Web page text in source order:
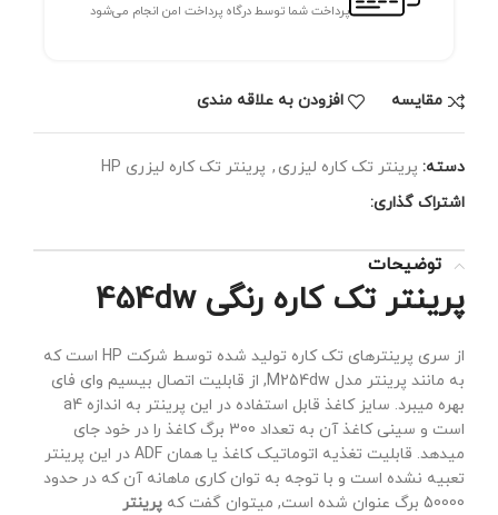
پرداخت شما توسط درگاه پرداخت امن انجام می‌شود
مقايسه افزودن به علاقه مندی
دسته: پرینتر تک کاره لیزری , پرینتر تک کاره لیزری HP
اشتراک گذاری:
توضیحات
پرینتر تک کاره رنگی 454dw
از سری پرینترهای تک کاره تولید شده توسط شرکت HP است که
به مانند پرینتر مدل M254dw, از قابلیت اتصال بیسیم وای فای
بهره میبرد. سایز کاغذ قابل استفاده در این پرینتر به اندازه a4
است و سینی کاغذ آن به تعداد 300 برگ کاغذ را در خود جای
میدهد. قابلیت تغذیه اتوماتیک کاغذ یا همان ADF در این پرینتر
تعبیه نشده است و با توجه به توان کاری ماهانه آن که در حدود
50000 برگ عنوان شده است, میتوان گفت که
پرینتر